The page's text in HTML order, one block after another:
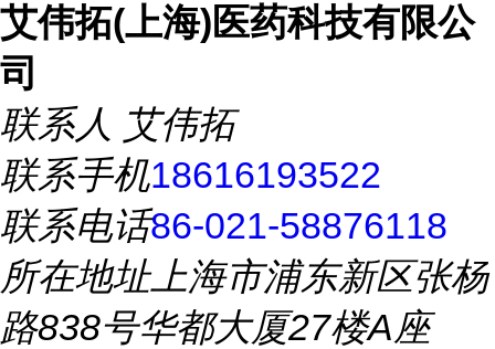
艾伟拓(上海)医药科技有限公
司
联系人 艾伟拓
联系手机18616193522
联系电话86-021-58876118
所在地址上海市浦东新区张杨
路838号华都大厦27楼A座